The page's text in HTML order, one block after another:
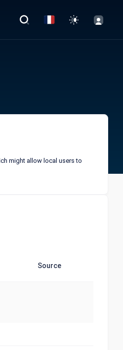
might allow local users to
Source